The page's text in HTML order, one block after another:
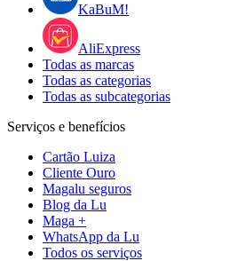
KaBuM!
AliExpress
Todas as marcas
Todas as categorias
Todas as subcategorias
Serviços e benefícios
Cartão Luiza
Cliente Ouro
Magalu seguros
Blog da Lu
Maga +
WhatsApp da Lu
Todos os serviços